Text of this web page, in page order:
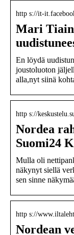
http s://it-
Mari
En löydä
joustoluoton
alla,nyt siinä
http s://
Nordea
Suomi24
Mulla oli
näkynyt siellä
sen sinne
http s://
Nordean